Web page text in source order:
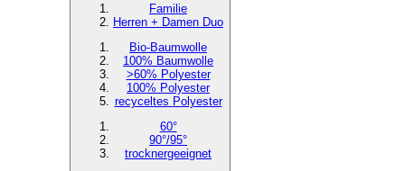
Familie
Herren + Damen Duo
Bio-Baumwolle
100% Baumwolle
>60% Polyester
100% Polyester
recyceltes Polyester
60°
90°/95°
trocknergeeignet